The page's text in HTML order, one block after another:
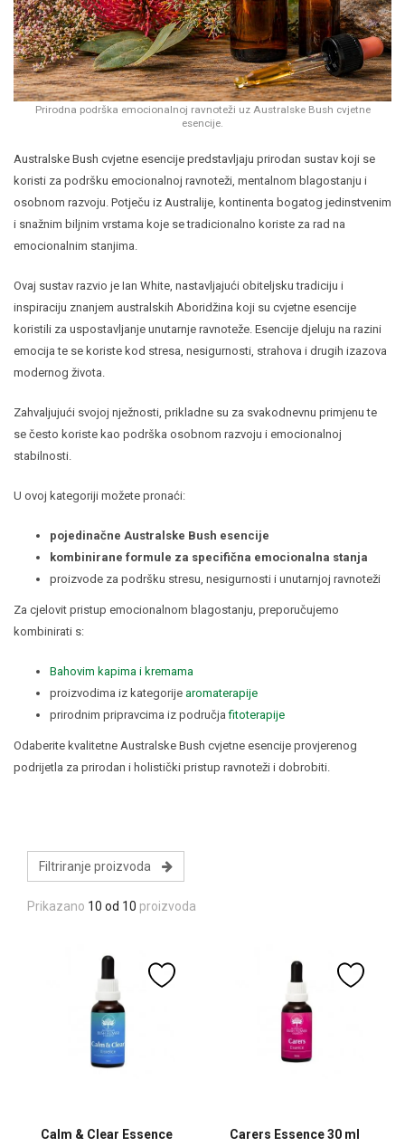
Prirodna podrška emocionalnoj ravnoteži uz Australske Bush cvjetne
esencije.
Australske Bush cvjetne esencije predstavljaju prirodan sustav koji se
koristi za podršku emocionalnoj ravnoteži, mentalnom blagostanju i
osobnom razvoju. Potječu iz Australije, kontinenta bogatog jedinstvenim
i snažnim biljnim vrstama koje se tradicionalno koriste za rad na
emocionalnim stanjima.
Ovaj sustav razvio je Ian White, nastavljajući obiteljsku tradiciju i
inspiraciju znanjem australskih Aboridžina koji su cvjetne esencije
koristili za uspostavljanje unutarnje ravnoteže. Esencije djeluju na razini
emocija te se koriste kod stresa, nesigurnosti, strahova i drugih izazova
modernog života.
Zahvaljujući svojoj nježnosti, prikladne su za svakodnevnu primjenu te
se često koriste kao podrška osobnom razvoju i emocionalnoj
stabilnosti.
U ovoj kategoriji možete pronaći:
pojedinačne Australske Bush esencije
kombinirane formule za specifična emocionalna stanja
proizvode za podršku stresu, nesigurnosti i unutarnjoj ravnoteži
Za cjelovit pristup emocionalnom blagostanju, preporučujemo
kombinirati s:
Bahovim kapima i kremama
proizvodima iz kategorije aromaterapije
prirodnim pripravcima iz područjafitoterapije
Odaberite kvalitetne Australske Bush cvjetne esencije provjerenog
podrijetla za prirodan i holistički pristup ravnoteži i dobrobiti.
Filtriranje proizvoda
Prikazano 10 od 10 proizvoda
Calm & Clear Essence
Carers Essence 30 ml